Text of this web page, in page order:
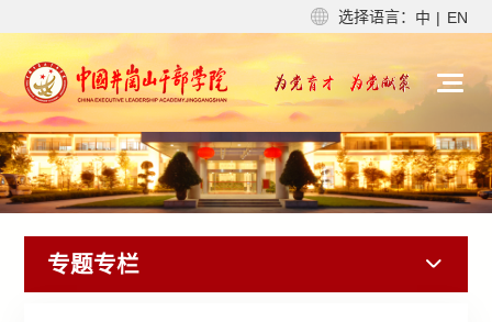
选择语言： 中 | EN
专题专栏